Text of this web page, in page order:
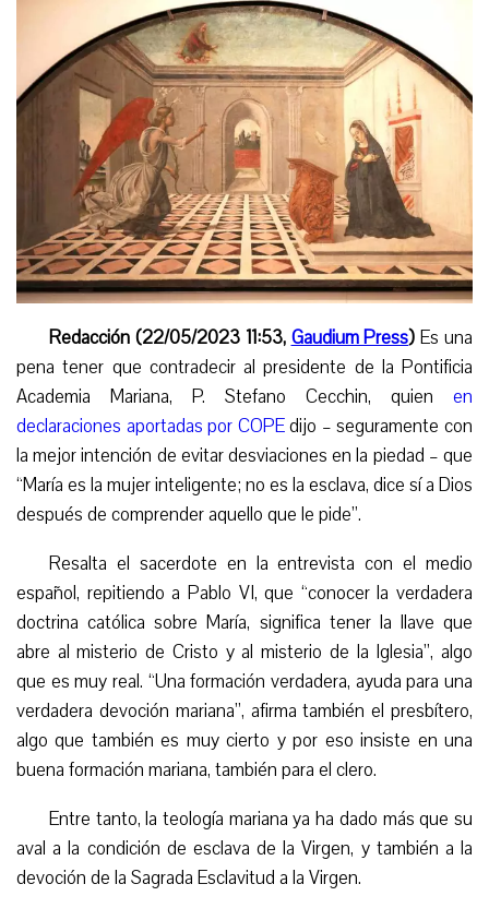
Redacción (22/05/2023 11:53, Gaudium Press) Es una
pena tener que contradeciral presidente de la Pontificia
Academia Mariana, P. Stefano Cecchin, quien en
declaraciones aportadas por COPEdijo – seguramente con
la mejor intención de evitar desviaciones en la piedad – que
“María es la mujer inteligente; no es la esclava, dice sí a Dios
después de comprender aquello que le pide”.
Resalta el sacerdote en la entrevista con el medio
español, repitiendo a Pablo VI, que “conocer la verdadera
doctrina católica sobre María, significa tener la llave que
abre al misterio de Cristo y al misterio de la Iglesia”, algo
que es muy real. “Una formación verdadera, ayuda para una
verdadera devoción mariana”, afirma también el presbítero,
algo que también es muy cierto y por eso insiste en una
buena formación mariana, también para el clero.
Entre tanto, la teología mariana ya ha dado más que su
aval a la condición de esclava de la Virgen, y también a la
devoción de la Sagrada Esclavitud a la Virgen.